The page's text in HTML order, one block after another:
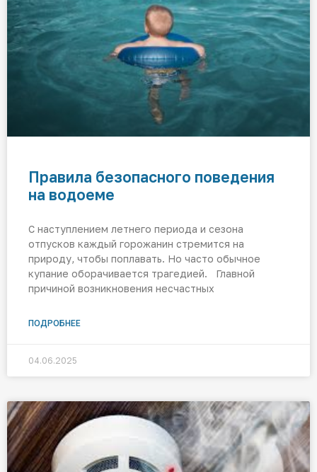
Правила безопасного поведения
на водоеме
С наступлением летнего периода и сезона
отпусков каждый горожанин стремится на
природу, чтобы поплавать. Но часто обычное
купание оборачивается трагедией. Главной
причиной возникновения несчастных
ПОДРОБНЕЕ
04.06.2025